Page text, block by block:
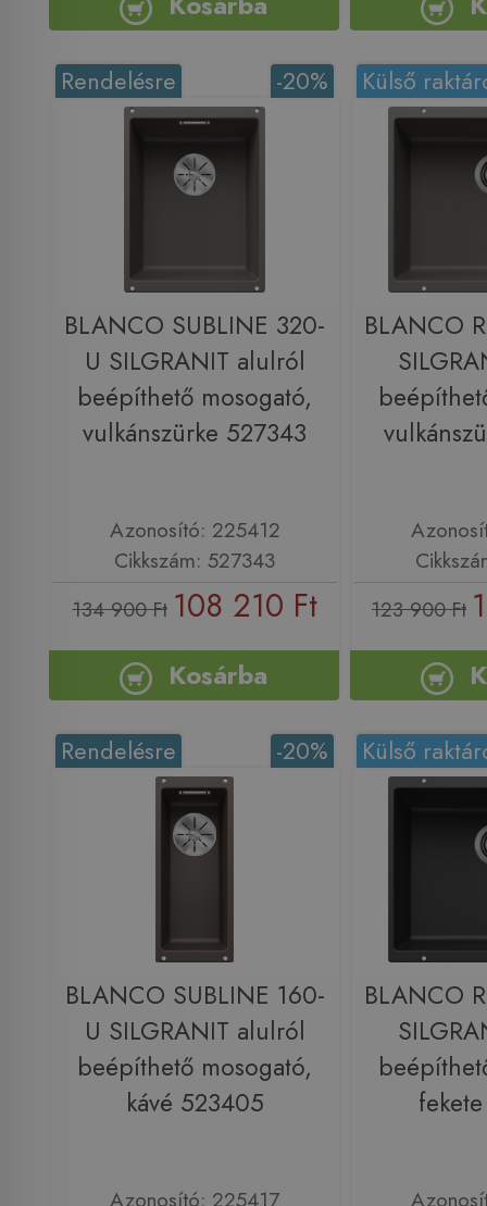
-20%
Rendelésre
BLANCO SUBLINE 320-
U SILGRANIT alulról
beépíthető mosogató,
vulkánszürke 527343
Azonosító: 225412
Cikkszám: 527343
134 900 Ft 108 210 Ft
Kosárba
Külső
BLANCO
123 900 Ft
-20%
Rendelésre
BLANCO SUBLINE 160-
U SILGRANIT alulról
beépíthető mosogató,
kávé 523405
Azonosító: 225417
Külső
BLANCO